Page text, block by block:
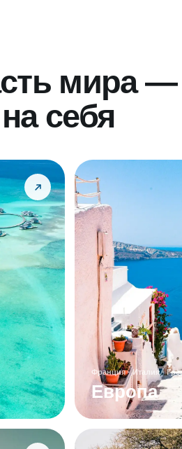
мира —
себя
Франция · Италия ·
Европа